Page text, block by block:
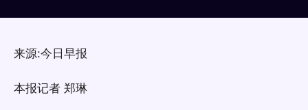
来源:今日早报
本报记者 郑琳